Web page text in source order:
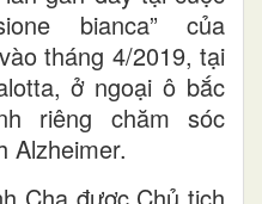
bianca” của
tháng 4/2019, tại
ở ngoại ô bắc
riêng chăm sóc
Alzheimer.